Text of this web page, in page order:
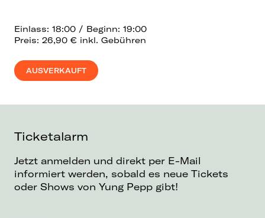
Einlass: 18:00 / Beginn: 19:00
Preis: 26,90 € inkl. Gebühren
AUSVERKAUFT
Ticketalarm
Jetzt anmelden und direkt per E-Mail
informiert werden, sobald es neue Tickets
oder Shows von Yung Pepp gibt!